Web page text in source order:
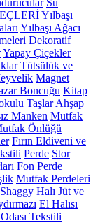
Su
Yılbaşı
Yılbaşı Ağacı
Dekoratif
Yapay Çiçekler
Tütsülük ve
Magnet
Boncuğu Kitap
Taşlar Ahşap
Manken Mutfak
Önlüğü
Fırın Eldiveni ve
Perde Stor
Fon Perde
Mutfak Perdeleri
Shaggy Halı Jüt ve
El Halısı
Tekstili